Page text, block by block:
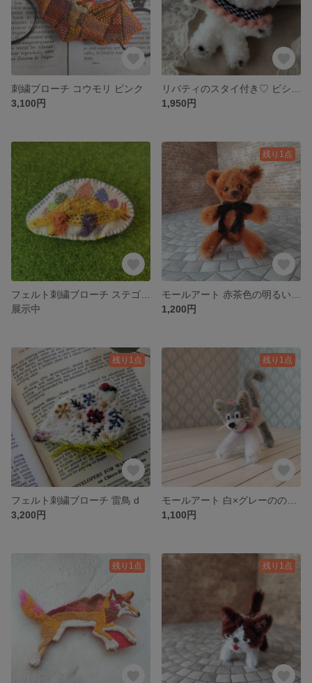
刺繍ブローチ コウモリ ピンク
3,100円
1,950円
展示中
残り1点
1,200円
残り1点
フェルト刺繍ブローチ 雷鳥 d
3,200円
残り1点
1,100円
残り1点 残り1点